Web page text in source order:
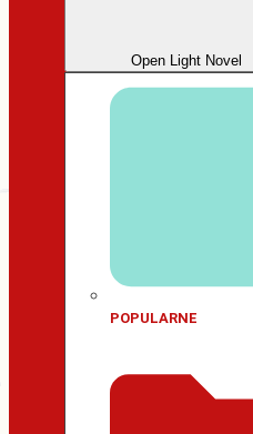
Open Light Novel
POPULARNE